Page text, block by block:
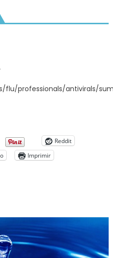
flu/professionals/antivirals/
Reddit
Imprimir